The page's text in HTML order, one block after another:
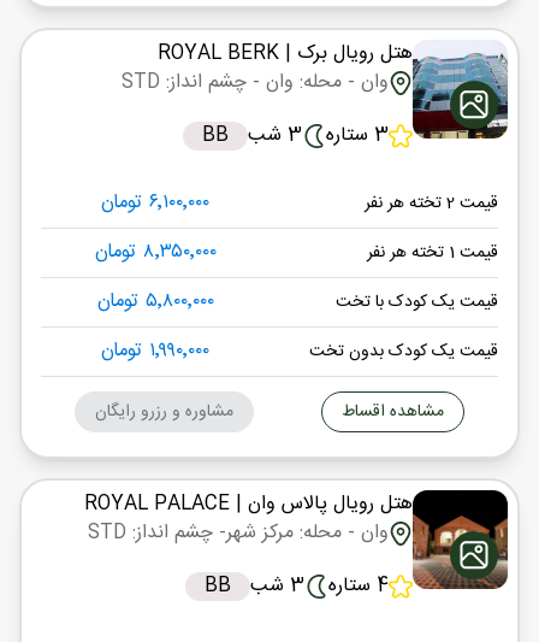
هتل رویال برک | ROYAL BERK
وان - محله: وان - چشم انداز: STD
3 ستاره
3 شب BB
قیمت 2 تخته هر نفر ۶٬۱۰۰٬۰۰۰ تومان
قیمت 1 تخته هر نفر ۸٬۳۵۰٬۰۰۰ تومان
قیمت یک کودک با تخت ۵٬۸۰۰٬۰۰۰ تومان
قیمت یک کودک بدون تخت ۱٬۹۹۰٬۰۰۰ تومان
مشاهده اقساط مشاوره و رزرو رایگان
هتل رویال پالاس وان | ROYAL PALACE
وان - محله: مرکز شهر- چشم انداز: STD
4 ستاره
3 شب BB